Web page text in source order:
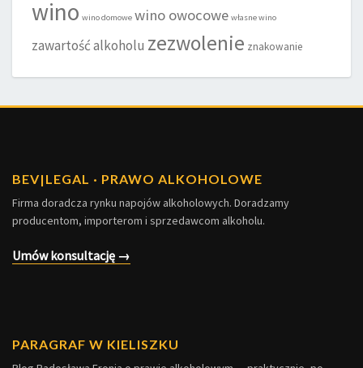
wino wino domowe wino owocowe własne wino
zawartość alkoholu zezwolenie znakowanie
BEV| LEGAL · PRAWO ALKOHOLOWE
Firma doradcza rynku napojów alkoholowych. Doradzamy
producentom, importerom i sprzedawcom alkoholu.
Umów konsultację →
PARAGRAF W KIELISZKU